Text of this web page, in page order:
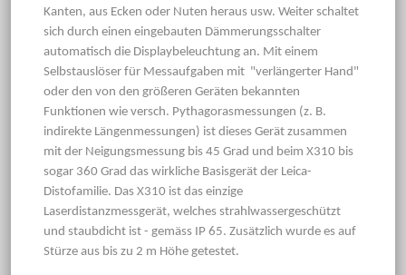
Kanten, aus Ecken oder Nuten heraus usw. Weiter schaltet
sich durch einen eingebauten Dämmerungsschalter
automatisch die Displaybeleuchtung an. Mit einem
Selbstauslöser für Messaufgaben mit "verlängerter Hand"
oder den von den größeren Geräten bekannten
Funktionen wie versch. Pythagorasmessungen (z. B.
indirekte Längenmessungen) ist dieses Gerät zusammen
mit der Neigungsmessung bis 45 Grad und beim X310 bis
sogar 360 Grad das wirkliche Basisgerät der Leica-
Distofamilie. Das X310 ist das einzige
Laserdistanzmessgerät, welches strahlwassergeschützt
und staubdicht ist - gemäss IP 65. Zusätzlich wurde es auf
Stürze aus bis zu 2 m Höhe getestet.